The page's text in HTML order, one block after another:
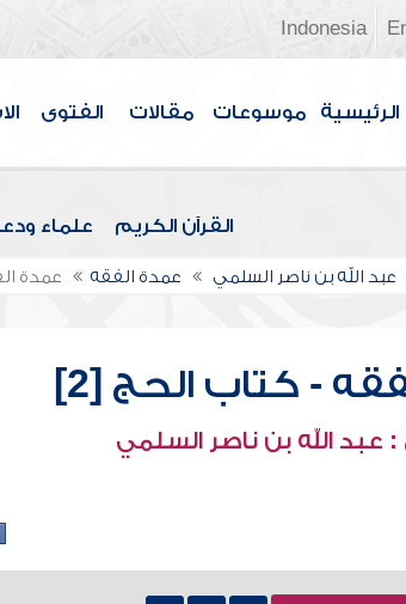
Indonesia
الرئيسية موسوعات مقالات الفتوى
القرآن الكريم علماء
عبد الله بن ناصر السلمي عمدة الفقه عمدة
- كتاب الحج [2]
عبد الله بن ناصر السلمي